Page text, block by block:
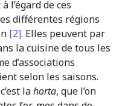
l’égard de ces
différentes régions
[2]. Elles peuvent par
la cuisine de tous les
d’associations
selon les saisons.
lahorta, que l’on